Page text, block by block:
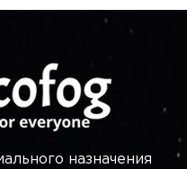
назначения